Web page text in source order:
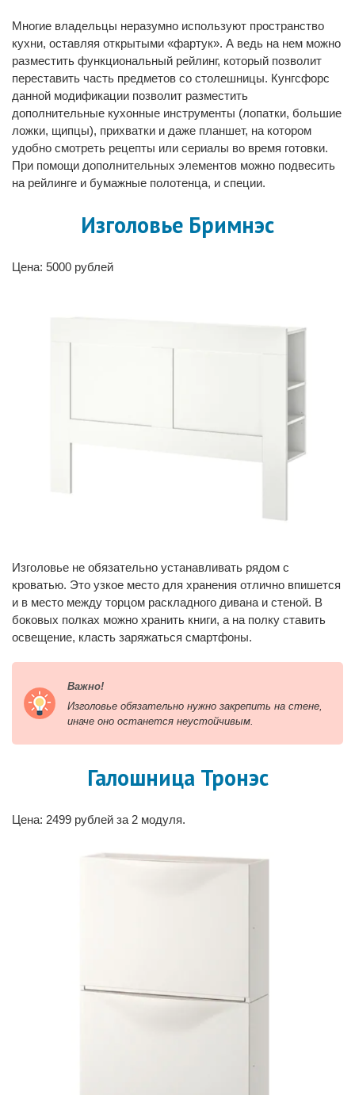
Многие владельцы неразумно используют пространство
кухни, оставляя открытыми «фартук». А ведь на нем можно
разместить функциональный рейлинг, который позволит
переставить часть предметов со столешницы. Кунгсфорс
данной модификации позволит разместить
дополнительные кухонные инструменты (лопатки, большие
ложки, щипцы), прихватки и даже планшет, на котором
удобно смотреть рецепты или сериалы во время готовки.
При помощи дополнительных элементов можно подвесить
на рейлинге и бумажные полотенца, и специи.
Изголовье Бримнэс
Цена: 5000 рублей
Изголовье не обязательно устанавливать рядом с
кроватью. Это узкое место для хранения отлично впишется
и в место между торцом раскладного дивана и стеной. В
боковых полках можно хранить книги, а на полку ставить
освещение, класть заряжаться смартфоны.
Важно!
Изголовье обязательно нужно закрепить на стене,
иначе оно останется неустойчивым.
Галошница Тронэс
Цена: 2499 рублей за 2 модуля.